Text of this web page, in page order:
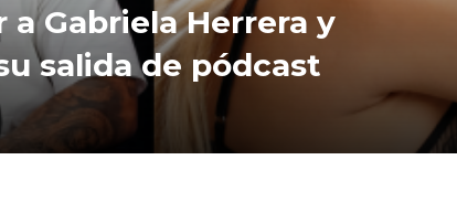
a Gabriela Herrera y
salida de pódcast